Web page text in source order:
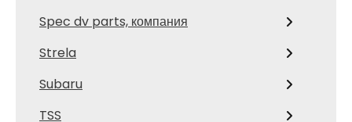
Spec dv parts, компания
Strela
Subaru
TSS